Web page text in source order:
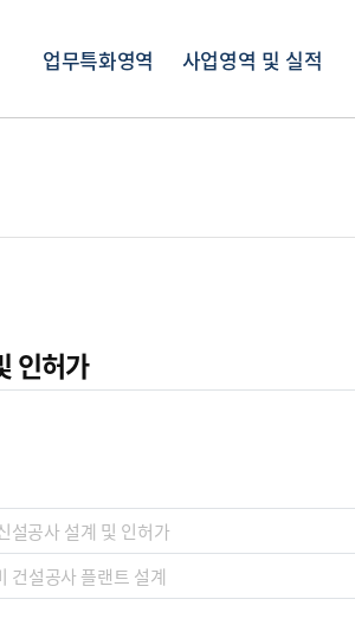
업무특화영역 사업영역 및 실적
인허가
설공사 설계 및 인허가
건설공사 플랜트 설계